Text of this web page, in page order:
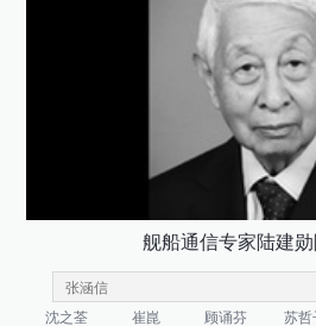
舰船通信专家陆建
沈之荃 崔崑 顾诵芬 苏哲